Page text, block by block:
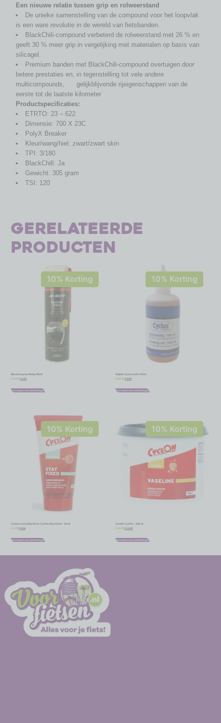
Een nieuwe relatie tussen grip en rolweerstand
De unieke samenstelling van de compound voor het loopvlak
is een ware revolutie in de wereld van fietsbanden.
BlackChili-compound verbeterd de rolweerstand met 26 % en
geeft 30 % meer grip in vergelijking met materialen op basis van
silicagel.
Premium banden met BlackChili-compound overtuigen door
betere prestaties en, in tegenstelling tot vele andere
multicompounds, gelijkblijvende rijeigenschappen van de
eerste tot de laatste kilometer
Productspecificaties:
ETRTO: 23 – 622
Dimensie: 700 X 23C
PolyX Breaker
Kleur/wang/hiel: zwart/zwart skin
TPI: 3/180
BlackChill: Ja
Gewicht: 305 gram
TSI: 120
Gerelateerde
producten
10% Korting
Siliconenspray Motip 400ml
€6,00 €5,40
Toevoegen aan winkelwagen
10% Korting
Snijolie Cyclus tools 100ml
10,65 €9,59
Toevoegen aan winkelwagen
10% Korting
Carbon Assembly Paste CyclOn Stay Fixed – 50 ml
€8,95 €8,06
Toevoegen aan winkelwagen
10% Korting
Vaselin CyclOn – 500 ml
12,75 €11,48
Toevoegen aan winkelwagen